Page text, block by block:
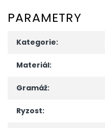
PARAMETRY
Kategorie:
Materiál:
Gramáž:
Ryzost: